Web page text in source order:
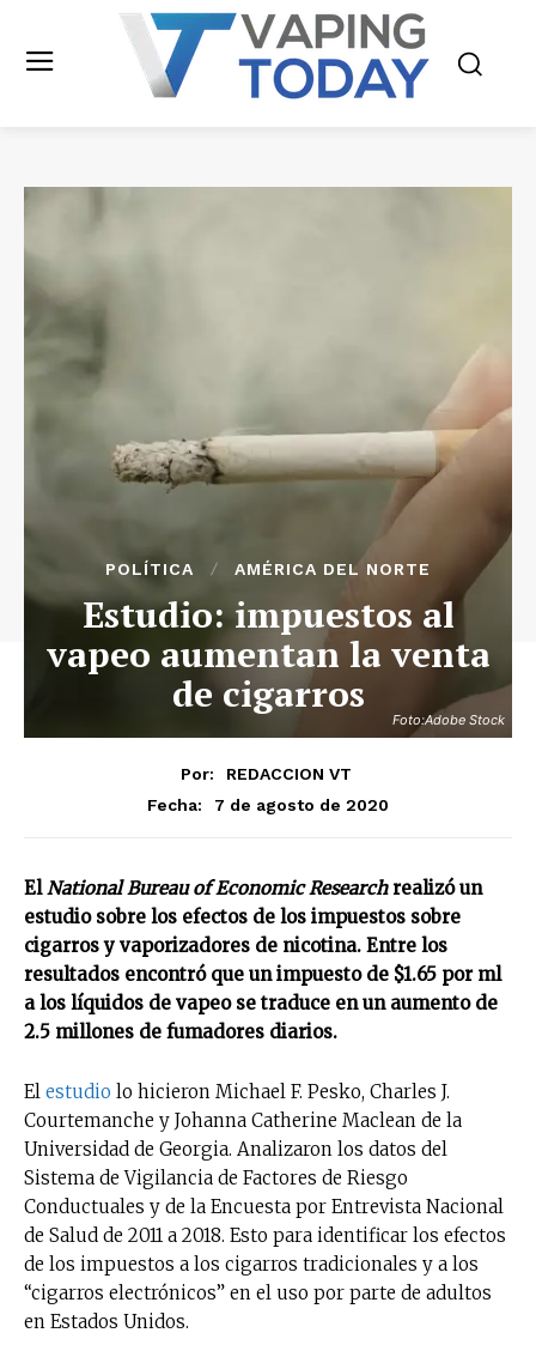
Foto:Adobe Stock
POLÍTICA AMÉRICA DEL NORTE
Estudio: impuestos al
vapeo aumentan la venta
de cigarros
Por:
REDACCION VT
Fecha:
7 de agosto de 2020
ElNational Bureau of Economic Researchrealizó un
estudio sobre los efectos de los impuestos sobre
cigarros y vaporizadores de nicotina. Entre los
resultados encontró que un impuesto de $1.65 por ml
a los líquidos de vapeo se traduce en un aumento de
2.5 millones de fumadores diarios.
El estudio lo hicieron Michael F. Pesko, Charles J.
Courtemanche y Johanna Catherine Maclean de la
Universidad de Georgia. Analizaron los datos del
Sistema de Vigilancia de Factores de Riesgo
Conductuales y de la Encuesta por Entrevista Nacional
de Salud de 2011 a 2018. Esto para identificar los efectos
de los impuestos a los cigarros tradicionales y a los
“cigarros electrónicos” en el uso por parte de adultos
en Estados Unidos.